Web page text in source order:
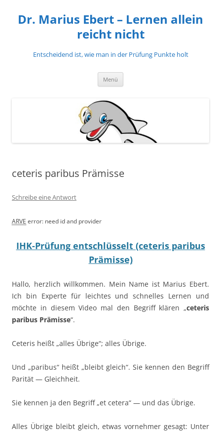
springen
Dr. Marius Ebert – Lernen allein
reicht nicht
Entscheidend ist, wie man in der Prüfung Punkte holt
Menü
ceteris paribus Prämisse
Schreibe eine Antwort
ARVE error: need id and provider
IHK-Prüfung entschlüsselt (ceteris paribus
Prämisse)
Hallo, herzlich willkommen. Mein Name ist Marius Ebert.
Ich bin Experte für leichtes und schnelles Lernen und
möchte in diesem Video mal den Begriff klären „ceteris
paribus Prämisse“.
Ceteris heißt „alles Übrige“; alles Übrige.
Und „paribus“ heißt „bleibt gleich“. Sie kennen den Begriff
Parität — Gleichheit.
Sie kennen ja den Begriff „et cetera“ — und das Übrige.
Alles Übrige bleibt gleich, etwas vornehmer gesagt: Unter